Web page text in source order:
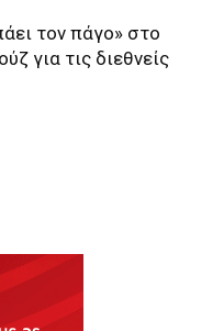
τον πάγο» στο
για τις διεθνείς